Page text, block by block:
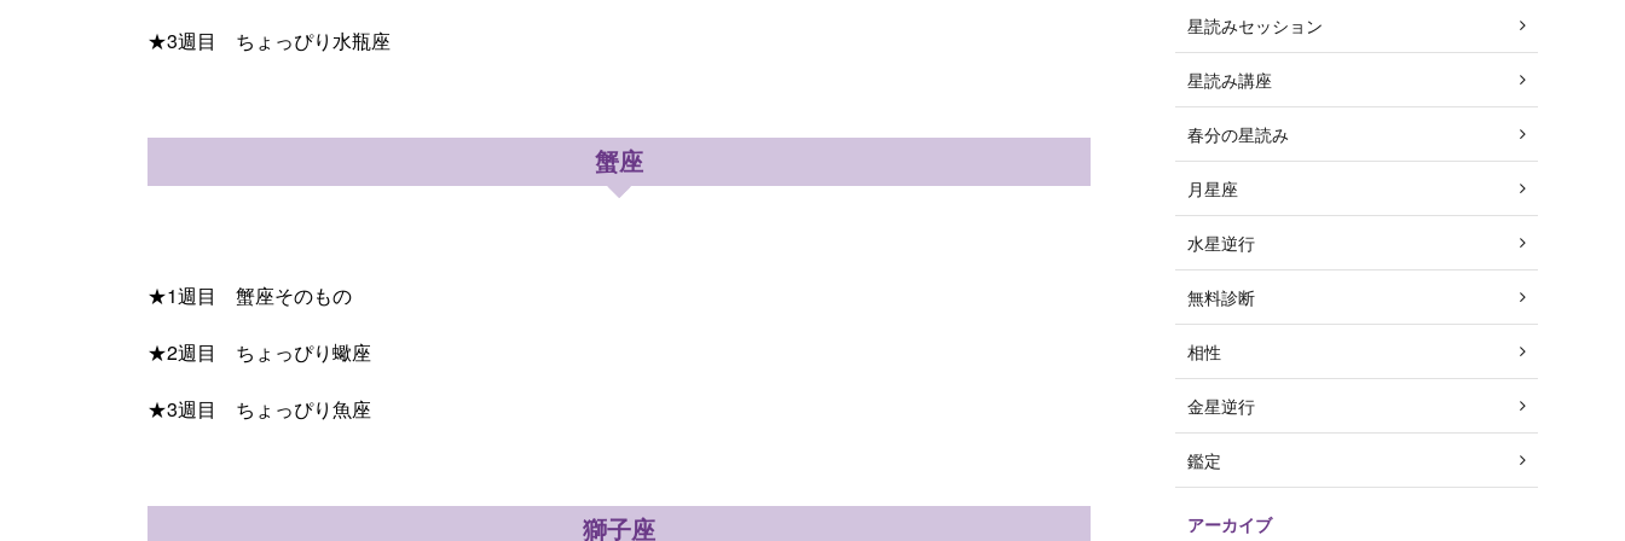
★3週目 ちょっぴり水瓶座
蟹座
★1週目 蟹座そのもの
★2週目 ちょっぴり蠍座
★3週目 ちょっぴり魚座
獅子座
星読みセッション
星読み講座
春分の星読み
月星座
水星逆行
無料診断
相性
金星逆行
鑑定
アーカイブ